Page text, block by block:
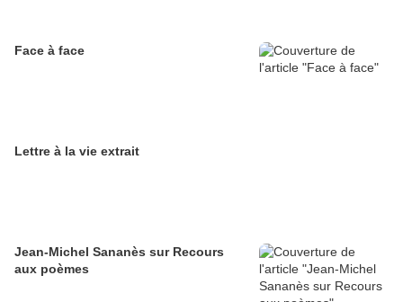
Face à face
Lettre à la vie extrait
Jean-Michel Sananès sur Recours
aux poèmes